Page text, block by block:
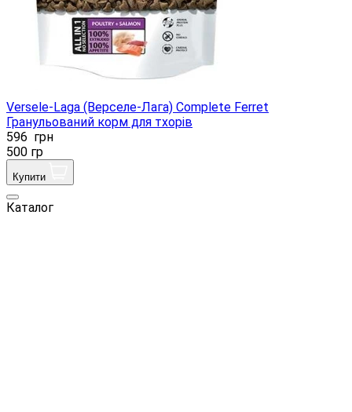
Versele-Laga (Верселе-Лага) Complete Ferret
Гранульований корм для тхорів
596 грн
500 гр
Купити
Каталог